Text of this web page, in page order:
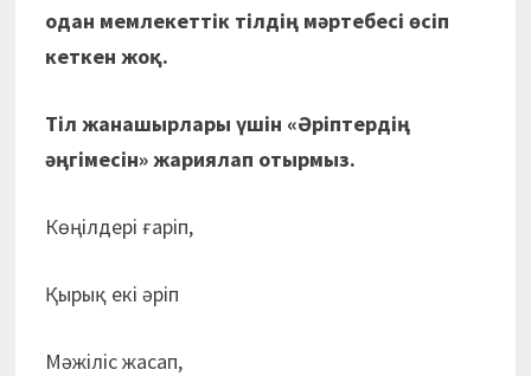
одан мемлекеттік тілдің мәртебесі өсіп
кеткен жоқ.
Тіл жанашырлары үшін «Әріптердің
әңгімесін» жариялап отырмыз.
Көңілдері ғаріп,
Қырық екі әріп
Мәжіліс жасап,